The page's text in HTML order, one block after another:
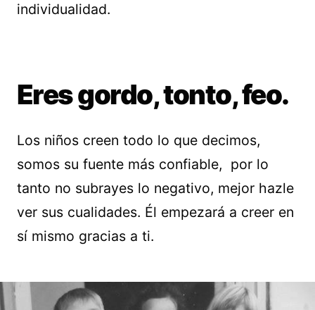
individualidad.
Eres gordo, tonto, feo.
Los niños creen todo lo que decimos,
somos su fuente más confiable, por lo
tanto no subrayes lo negativo, mejor hazle
ver sus cualidades. Él empezará a creer en
sí mismo gracias a ti.